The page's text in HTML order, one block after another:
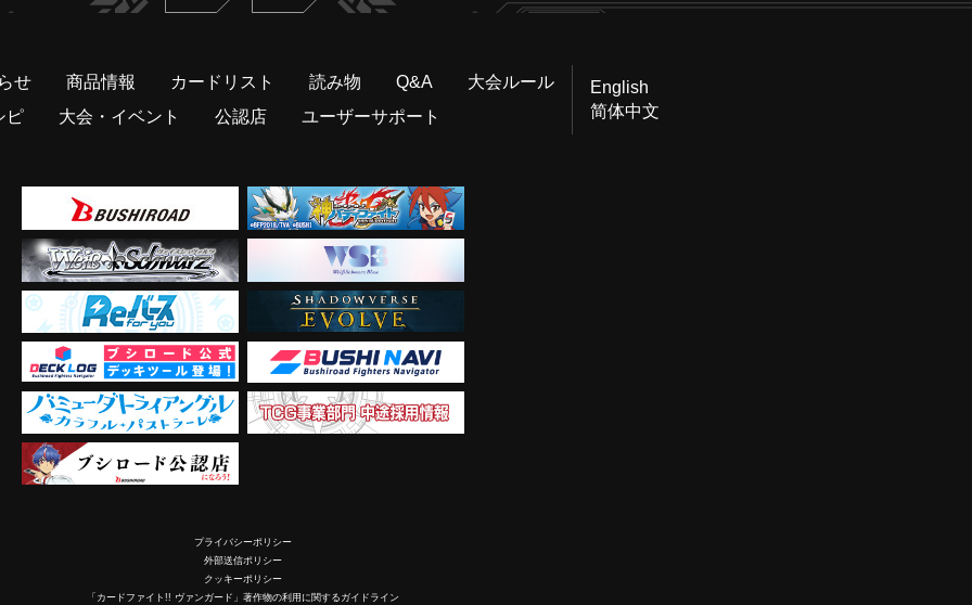
せ 商品情報 カードリスト 読み物 Q&A
大会ルール
ピ
大会・イベント 公認店 ユーザーサポート
English
简体中文
プライバシーポリシー
外部送信ポリシー
クッキーポリシー
「カードファイト!! ヴァンガード」著作物の利用に関するガイドライン